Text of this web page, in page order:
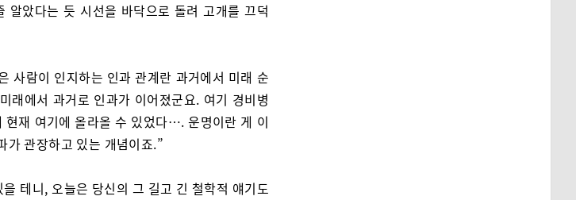
알았다는 듯 시선을 바닥으로 돌려 고개를 끄덕
사람이 인지하는 인과 관계란 과거에서 미래 순
래에서 과거로 인과가 이어졌군요. 여기 경비병
현재 여기에 올라올 수 있었다…. 운명이란 게 이
가 관장하고 있는 개념이죠.”
테니, 오늘은 당신의 그 길고 긴 철학적 얘기도